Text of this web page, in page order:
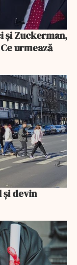
urmează
și devin